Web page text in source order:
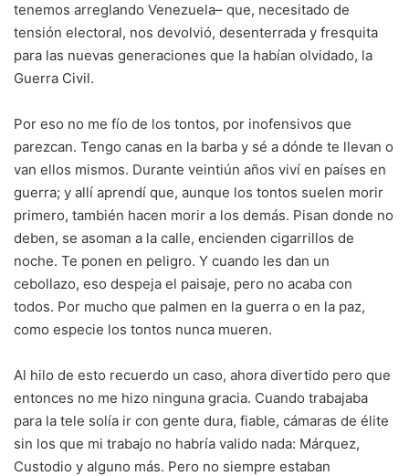
tenemos arreglando Venezuela– que, necesitado de
tensión electoral, nos devolvió, desenterrada y fresquita
para las nuevas generaciones que la habían olvidado, la
Guerra Civil.
Por eso no me fío de los tontos, por inofensivos que
parezcan. Tengo canas en la barba y sé a dónde te llevan o
van ellos mismos. Durante veintiún años viví en países en
guerra; y allí aprendí que, aunque los tontos suelen morir
primero, también hacen morir a los demás. Pisan donde no
deben, se asoman a la calle, encienden cigarrillos de
noche. Te ponen en peligro. Y cuando les dan un
cebollazo, eso despeja el paisaje, pero no acaba con
todos. Por mucho que palmen en la guerra o en la paz,
como especie los tontos nunca mueren.
Al hilo de esto recuerdo un caso, ahora divertido pero que
entonces no me hizo ninguna gracia. Cuando trabajaba
para la tele solía ir con gente dura, fiable, cámaras de élite
sin los que mi trabajo no habría valido nada: Márquez,
Custodio y alguno más. Pero no siempre estaban